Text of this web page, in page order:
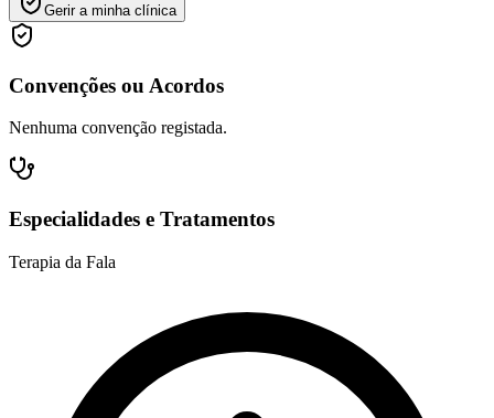
Gerir a minha clínica
Convenções ou Acordos
Nenhuma convenção registada.
Especialidades e Tratamentos
Terapia da Fala